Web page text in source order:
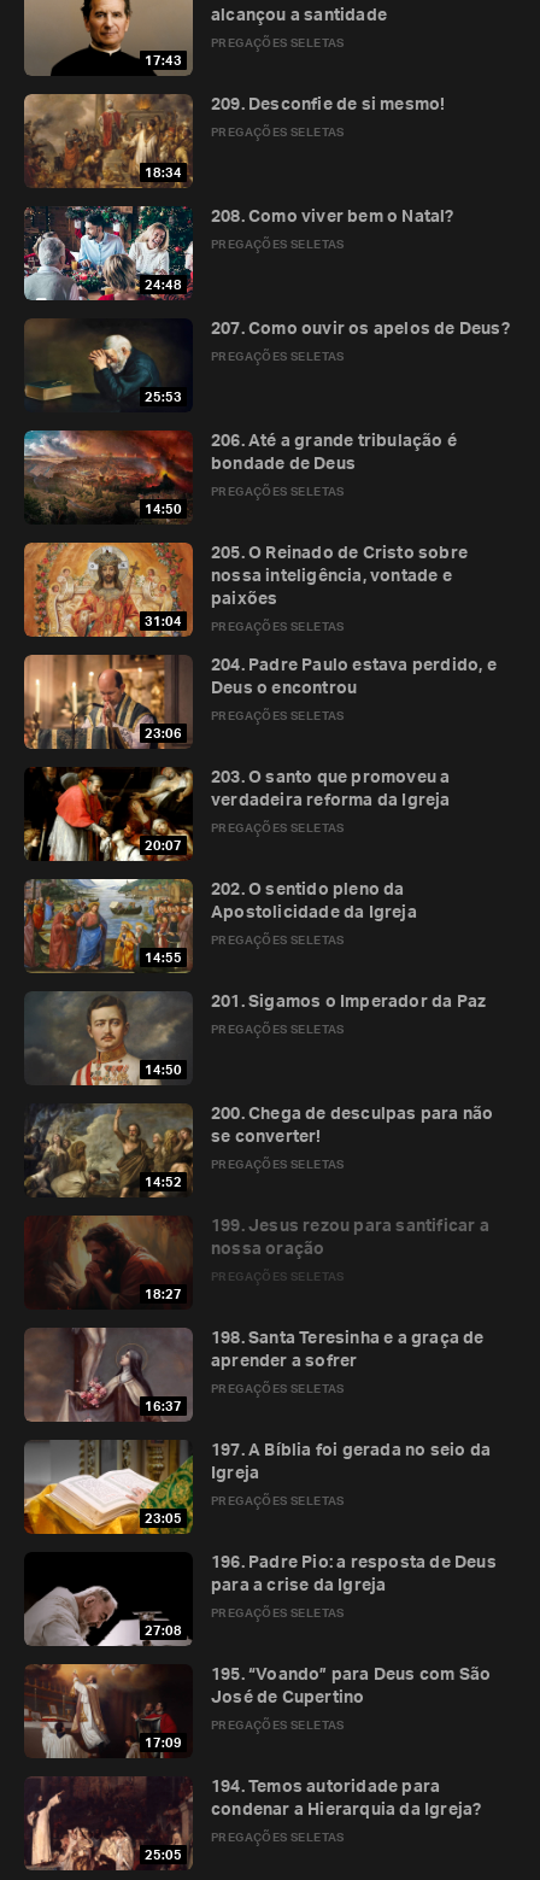
17:43
PREGAÇÕES SELETAS
alcançou a santidade
18:34
PREGAÇÕES SELETAS
209. Desconfie de si mesmo!
24:48
PREGAÇÕES SELETAS
208. Como viver bem o Natal?
25:53
PREGAÇÕES SELETAS
207. Como ouvir os apelos de Deus?
14:50
PREGAÇÕES SELETAS
206. Até a grande tribulação é
bondade de Deus
31:04 PREGAÇÕES SELETAS
205. O Reinado de Cristo sobre
nossa inteligência, vontade e
paixões
23:06
PREGAÇÕES SELETAS
204. Padre Paulo estava perdido, e
Deus o encontrou
20:07
PREGAÇÕES SELETAS
203. O santo que promoveu a
verdadeira reforma da Igreja
14:55
PREGAÇÕES SELETAS
202. O sentido pleno da
Apostolicidade da Igreja
14:50
PREGAÇÕES SELETAS
201. Sigamos o Imperador da Paz
14:52
PREGAÇÕES SELETAS
200. Chega de desculpas para não
se converter!
18:27
PREGAÇÕES SELETAS
199. Jesus rezou para santificar a
nossa oração
16:37
PREGAÇÕES SELETAS
198. Santa Teresinha e a graça de
aprender a sofrer
23:05
PREGAÇÕES SELETAS
197. A Bíblia foi gerada no seio da
Igreja
27:08
PREGAÇÕES SELETAS
196. Padre Pio: a resposta de Deus
para a crise da Igreja
17:09
PREGAÇÕES SELETAS
195. “Voando” para Deus com São
José de Cupertino
25:05
PREGAÇÕES SELETAS
194. Temos autoridade para
condenar a Hierarquia da Igreja?